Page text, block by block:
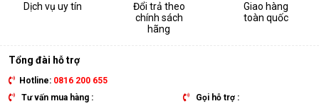
Dịch vụ uy tín
Đổi trả theo
chính sách
hãng
Giao hàng
toàn quốc
Tổng đài hỗ trợ
Hotline: 0816 200 655
Tư vấn mua hàng :
Gọi hỗ trợ :